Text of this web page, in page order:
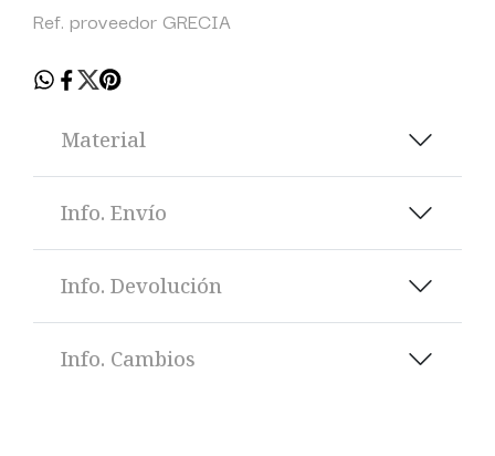
Ref. proveedor GRECIA
Material
Info. Envío
Info. Devolución
Info. Cambios